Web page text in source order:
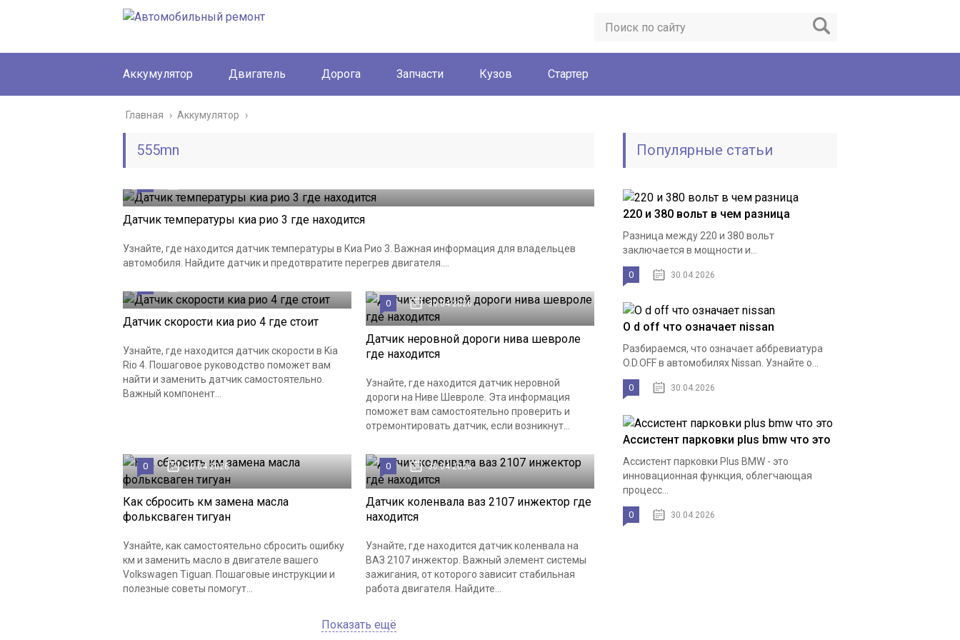
Аккумулятор Двигатель Дорога Запчасти Кузов Стартер
Главная › Аккумулятор ›
555mn
Датчик температуры киа рио 3 где находится
Узнайте, где находится датчик температуры в Киа Рио 3. Важная информация для владельцев
автомобиля. Найдите датчик и предотвратите перегрев двигателя....
Датчик скорости киа рио 4 где стоит
Узнайте, где находится датчик скорости в Kia
Rio 4. Пошаговое руководство поможет вам
найти и заменить датчик самостоятельно.
Важный компонент...
0 30.04.2026
Датчик неровной дороги нива шевроле
где находится
Узнайте, где находится датчик неровной
дороги на Ниве Шевроле. Эта информация
поможет вам самостоятельно проверить и
отремонтировать датчик, если возникнут...
0 30.04.2026
Как сбросить км замена масла
фольксваген тигуан
Узнайте, как самостоятельно сбросить ошибку
км и заменить масло в двигателе вашего
Volkswagen Tiguan. Пошаговые инструкции и
полезные советы помогут...
0 30.04.2026
Датчик коленвала ваз 2107 инжектор где
находится
Узнайте, где находится датчик коленвала на
ВАЗ 2107 инжектор. Важный элемент системы
зажигания, от которого зависит стабильная
работа двигателя. Найдите...
Показать ещё
Популярные статьи
220 и 380 вольт в чем разница
Разница между 220 и 380 вольт
заключается в мощности и...
0 30.04.2026
O d off что означает nissan
Разбираемся, что означает аббревиатура
O.D.OFF в автомобилях Nissan. Узнайте о...
0 30.04.2026
Ассистент парковки plus bmw что это
Ассистент парковки Plus BMW - это
инновационная функция, облегчающая
процесс...
0 30.04.2026